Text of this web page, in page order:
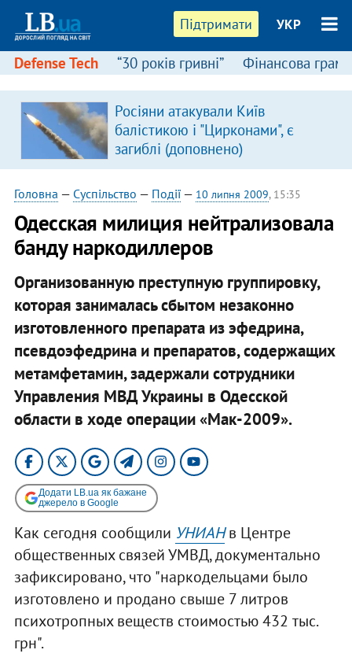
Підтримати УКР
Defense Tech “30 років гривні” Фінансова
Росіяни атакували Київ
балістикою і "Цирконами", є
загиблі (доповнено)
Головна — Суспільство — Події— 10 липня 2009, 15:35
Одесская милиция нейтрализовала
банду наркодиллеров
Организованную преступную группировку,
которая занималась сбытом незаконно
изготовленного препарата из эфедрина,
псевдоэфедрина и препаратов, содержащих
метамфетамин, задержали сотрудники
Управления МВД Украины в Одесской
области в ходе операции «Мак-2009».
Додати LB.ua як бажане
джерело в Google
Как сегодня сообщили УНИАНв Центре
общественных связей УМВД, документально
зафиксировано, что "наркодельцами было
изготовлено и продано свыше 7 литров
психотропных веществ стоимостью 432 тыс.
грн".